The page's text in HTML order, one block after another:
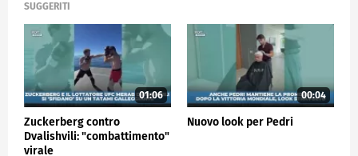
SUGGERITI
01:06
Zuckerberg contro
Dvalishvili: "combattimento"
virale
00:04
Nuovo look per Pedri